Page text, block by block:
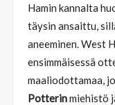
Hamin kannalta
täysin ansaittu,
aneeminen. West
ensimmäisessä
maaliodottamaa,
Potterinmiehistö